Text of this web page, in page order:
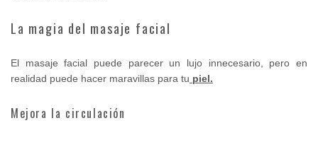
La magia del masaje facial
El masaje facial puede parecer un lujo innecesario, pero en
realidad puede hacer maravillas para tu piel.
Mejora la circulación